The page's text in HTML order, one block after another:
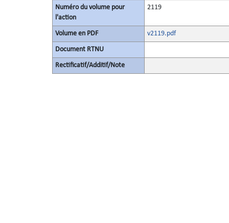
Numéro du volume pour
l'action
2119
Volume en PDF v2119.pdf
Document RTNU
Rectificatif/Additif/Note